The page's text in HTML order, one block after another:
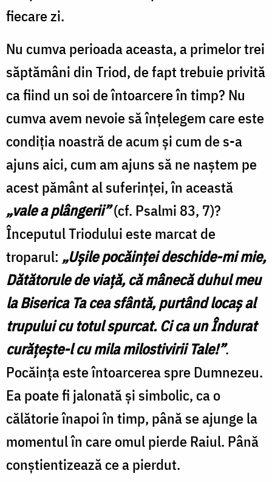
fiecare zi.
Nu cumva perioada aceasta, a primelor trei
săptămâni din Triod, de fapt trebuie privită
ca fiind un soi de întoarcere în timp? Nu
cumva avem nevoie să înţelegem care este
condiţia noastră de acum şi cum de s-a
ajuns aici, cum am ajuns să ne naştem pe
acest pământ al suferinţei, în această
„vale a plângerii”(cf. Psalmi 83, 7)?
Începutul Triodului este marcat de
troparul: „Uşile pocăinţei deschide-mi mie,
Dătătorule de viaţă, că mânecă duhul meu
la Biserica Ta cea sfântă, purtând locaş al
trupului cu totul spurcat. Ci ca un Îndurat
curăţeşte-l cu mila milostivirii Tale!”.
Pocăinţa este întoarcerea spre Dumnezeu.
Ea poate fi jalonată şi simbolic, ca o
călătorie înapoi în timp, până se ajunge la
momentul în care omul pierde Raiul. Până
conştientizează ce a pierdut.